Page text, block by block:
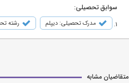
سوابق تحصیلی:
مدرک تحصیلی: دیپلم رشته
متقاضیان مشابه